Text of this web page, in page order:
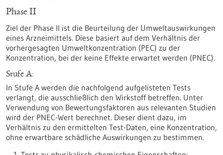
Phase II
Ziel der Phase II ist die Beurteilung der Umweltauswirkungen
eines Arzneimittels. Diese basiert auf dem Verhältnis der
vorhergesagten Umweltkonzentration (PEC) zu der
Konzentration, bei der keine Effekte erwartet werden (PNEC).
Stufe A:
In Stufe A werden die nachfolgend aufgelisteten Tests
verlangt, die ausschließlich den Wirkstoff betreffen. Unter
Verwendung von Bewertungsfaktoren aus relevanten Studien
wird der PNEC-Wert berechnet. Dieser dient dazu, im
Verhältnis zu den ermittelten Test-Daten, eine Konzentration,
ohne erwartbare schädliche Auswirkungen zu bestimmen.